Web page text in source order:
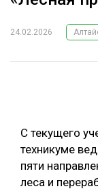
ЛЕСНОЕ
ЛЕСОЗАГОТОВКА
ЛОГИСТИКА
ТЕМАТИЧЕСКИЕ
ЭКСПЕРТНОЕ
24.02.2026
С текущего
техникуме
пяти
леса и